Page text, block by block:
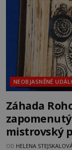
Gerasimov
NEOBJASNĚNÉ
Záhada
mistrovský
OD HELENA